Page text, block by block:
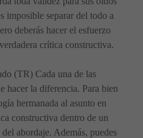
imposible separar del todo a
deberás hacer el esfuerzo
crítica constructiva.
(TR) Cada una de las
hacer la diferencia. Para bien
hermanada al asunto en
constructiva dentro de un
abordaje. Además, puedes